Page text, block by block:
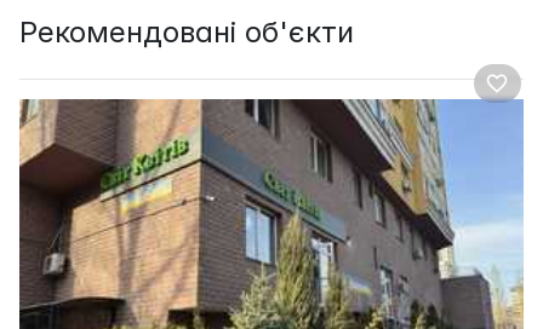
Рекомендовані об'єкти